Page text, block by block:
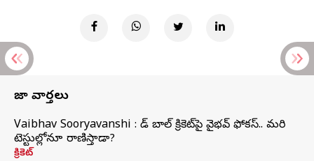
తాజా వార్తలు
Vaibhav Sooryavanshi : రెడ్ బాల్ క్రికెట్‌పై వైభవ్ ఫోకస్.. మరి
టెస్టుల్లోనూ రాణిస్తాడా?
క్రికెట్